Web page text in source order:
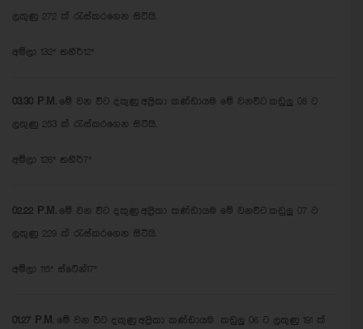
ලකුණු 272 ක් රැස්කරගෙන සිටියි.
අම්ලා 132* තහීර්12*
03.30 P.M. මේ වන විට දකුණු අප්‍රිකා කණ්ඩායම මේ වනවිට කඩුලු 08 ට
ලකුණු 253 ක් රැස්කරගෙන සිටියි.
අම්ලා 126* තහීර්7*
02.22 P.M. මේ වන විට දකුණු අප්‍රිකා කණ්ඩායම මේ වනවිට කඩුලු 07 ට
ලකුණු 229 ක් රැස්කරගෙන සිටියි.
අම්ලා 115* ස්ටේන්17*
01.27 P.M. මේ වන විට දකුණු අප්‍රිකා කණ්ඩායම කඩුලු 06 ට ලකුණු 191 ක්